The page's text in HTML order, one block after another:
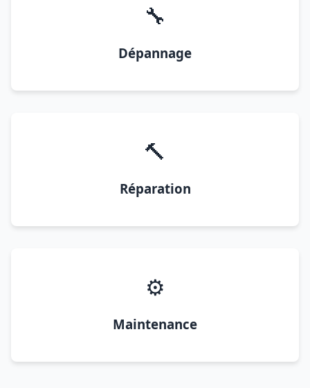
🔧
Dépannage
🔨
Réparation
⚙️
Maintenance